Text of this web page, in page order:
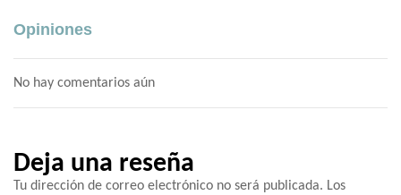
Opiniones
No hay comentarios aún
Deja una reseña
Tu dirección de correo electrónico no será publicada. Los